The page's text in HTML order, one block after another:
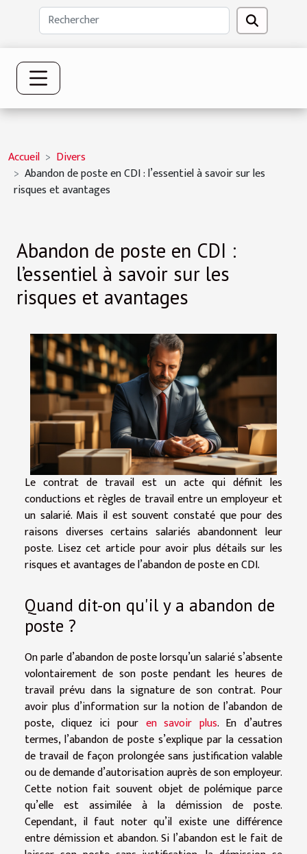
Accueil
Divers
Abandon de poste en CDI : l’essentiel à savoir sur les
risques et avantages
Abandon de poste en CDI :
l’essentiel à savoir sur les
risques et avantages
Le contrat de travail est un acte qui définit les
conductions et règles de travail entre un employeur et
un salarié. Mais il est souvent constaté que pour des
raisons diverses certains salariés abandonnent leur
poste. Lisez cet article pour avoir plus détails sur les
risques et avantages de l’abandon de poste en CDI.
Quand dit-on qu'il y a abandon de
poste ?
On parle d’abandon de poste lorsqu’un salarié s’absente
volontairement de son poste pendant les heures de
travail prévu dans la signature de son contrat. Pour
avoir plus d’information sur la notion de l’abandon de
poste, cliquez ici pour en savoir plus. En d’autres
termes, l’abandon de poste s’explique par la cessation
de travail de façon prolongée sans justification valable
ou de demande d’autorisation auprès de son employeur.
Cette notion fait souvent objet de polémique parce
qu’elle est assimilée à la démission de poste.
Cependant, il faut noter qu’il existe une différence
entre démission et abandon. Si l’abandon est le fait de